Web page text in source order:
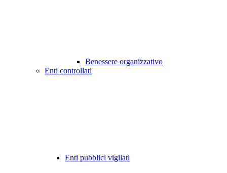
Benessere organizzativo
Enti controllati
Enti pubblici vigilati